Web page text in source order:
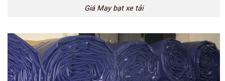
Giá May bạt xe tải